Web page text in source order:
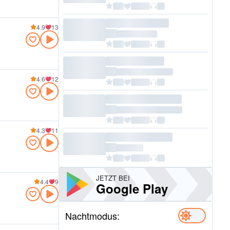
4.9 13
4.6 12
4.3 11
4.4 9 JETZT BEI
Google Play
Nachtmodus: